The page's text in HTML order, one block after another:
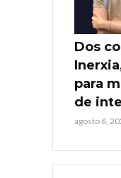
Dos
para
de
agosto 6,